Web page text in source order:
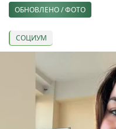
ОБНОВЛЕНО / ФОТО
СОЦИУМ